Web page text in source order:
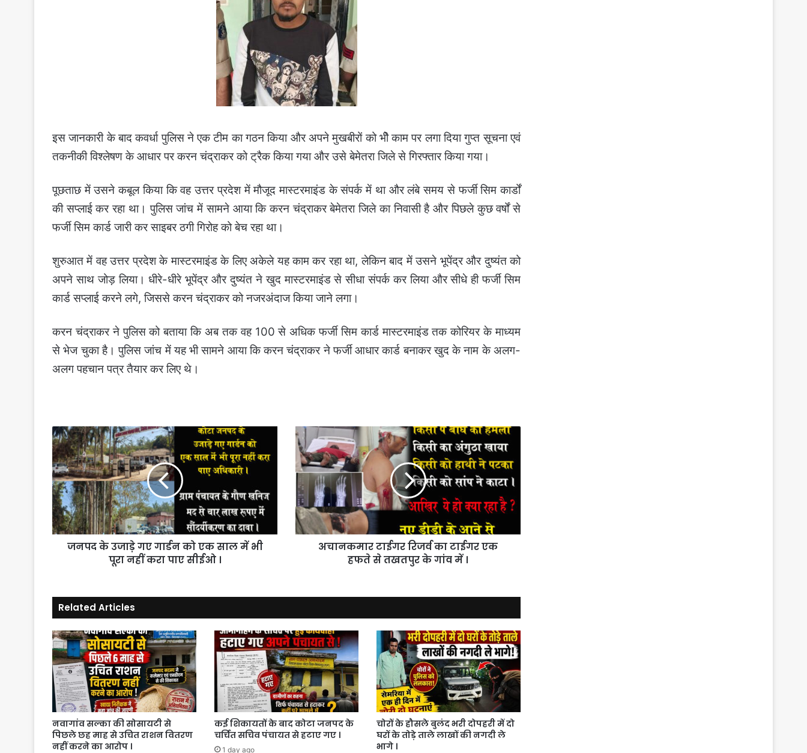
इस जानकारी के बाद कवर्धा पुलिस ने एक टीम का गठन किया और अपने मुखबीरों को भीे काम पर लगा दिया गुप्त सूचना एवं
तकनीकी विश्लेषण के आधार पर करन चंद्राकर को ट्रैक किया गया और उसे बेमेतरा जिले से गिरफ्तार किया गया।
पूछताछ में उसने कबूल किया कि वह उत्तर प्रदेश में मौजूद मास्टरमाइंड के संपर्क में था और लंबे समय से फर्जी सिम कार्डों
की सप्लाई कर रहा था।पुलिस जांच में सामने आया कि करन चंद्राकर बेमेतरा जिले का निवासी है और पिछले कुछ वर्षों से
फर्जी सिम कार्ड जारी कर साइबर ठगी गिरोह को बेच रहा था।
शुरुआत में वह उत्तर प्रदेश के मास्टरमाइंड के लिए अकेले यह काम कर रहा था, लेकिन बाद में उसने भूपेंद्र और दुष्यंत को
अपने साथ जोड़ लिया।धीरे-धीरे भूपेंद्र और दुष्यंत ने खुद मास्टरमाइंड से सीधा संपर्क कर लिया और सीधे ही फर्जी सिम
कार्ड सप्लाई करने लगे, जिससे करन चंद्राकर को नजरअंदाज किया जाने लगा।
करन चंद्राकर ने पुलिस को बताया कि अब तक वह 100 से अधिक फर्जी सिम कार्ड मास्टरमाइंड तक कोरियर के माध्यम
से भेज चुका है। पुलिस जांच में यह भी सामने आया कि करन चंद्राकर ने फर्जी आधार कार्ड बनाकर खुद के नाम के अलग-
अलग पहचान पत्र तैयार कर लिए थे।
जनपद
के
उजाड़े
गए
गार्डन
को
एक
साल
में
पाए
सीईओ
।
जनपद के उजाड़े गए गार्डन को एक साल में भी
पूरा नहीं करा पाए सीईओ ।
अचानकमार
टाईगर
रिजर्व
का
टाईगर
एक
हफते
से
तखतपुर
अचानकमार टाईगर रिजर्व का टाईगर एक
हफते से तखतपुर के गांव में ।
Related Articles
नवागांव सल्का की सोसायटी से
पिछले छह माह से उचित राशन वितरण
नहीं करने का आरोप ।
कई शिकायतों के बाद कोटा जनपद के
चर्चित सचिव पंचायत से हटाए गए ।
1 day ago
चोरों के हौसले बुलंद भरी दोपहरी में दो
घरों के तोड़े ताले लाखों की नगदी ले
भागे ।